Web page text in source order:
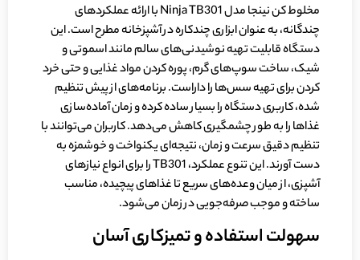
مخلوط کن نینجا مدل Ninja TB301 با ارائه عملکردهای
چندگانه، به عنوان ابزاری چندکاره در آشپزخانه مطرح است. این
دستگاه قابلیت تهیه نوشیدنی‌های سالم مانند اسموتی و
شیک، ساخت سوپ‌های گرم، پوره کردن مواد غذایی و حتی خرد
کردن برای تهیه سس‌ها را داراست. برنامه‌های از پیش تنظیم
شده، کاربری دستگاه را بسیار ساده کرده و زمان آماده‌سازی
غذاها را به طور چشمگیری کاهش می‌دهد. کاربران می‌توانند با
تنظیم دقیق سرعت و زمان، نتیجه‌ای یکنواخت و خوشمزه به
دست آورند. این تنوع عملکرد، TB301 را برای انواع نیازهای
آشپزی، از میان وعده‌های سریع تا غذاهای پیچیده، مناسب
ساخته و موجب صرفه‌جویی در زمان می‌شود.
سهولت استفاده و تمیزکاری آسان